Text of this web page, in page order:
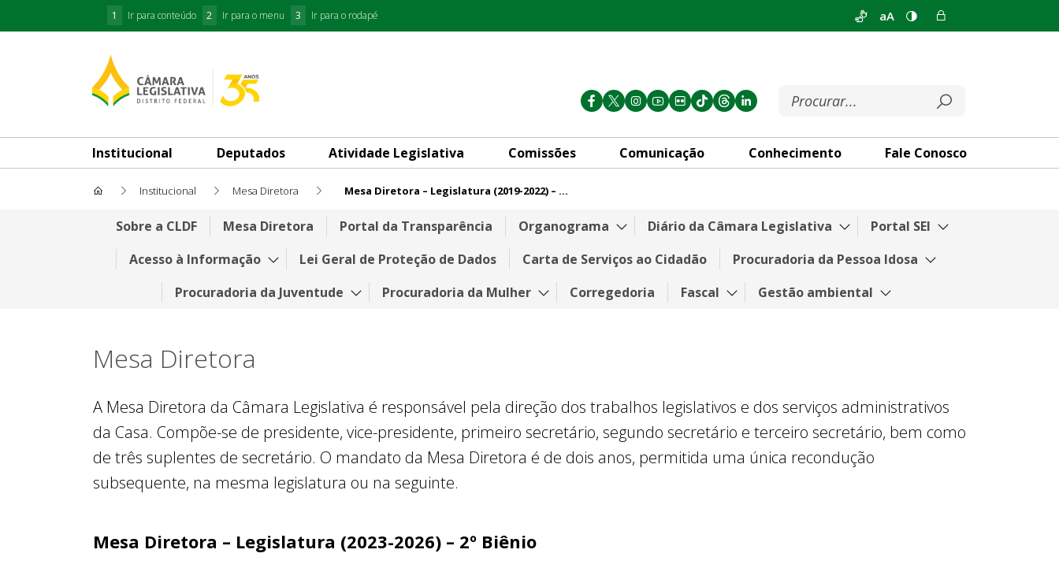
1 Ir para conteúdo 2 Ir para o menu 3 Ir para o rodapé aA
Institucional Deputados Atividade Legislativa Comissões Comunicação Conhecimento Fale Conosco
Institucional Mesa Diretora Mesa Diretora – Legislatura (2019-2022) – 2º Biênio
Mesa Diretora – Legislatura (2019-2022) – 2º Biênio
Sobre a CLDF Mesa Diretora Portal da Transparência Organograma Diário da Câmara Legislativa
Portal SEI
Acesso à Informação
Lei Geral de Proteção de Dados Carta de Serviços ao Cidadão
Procuradoria da Pessoa Idosa
Procuradoria da Juventude
Procuradoria da Mulher Corregedoria Fascal Gestão ambiental
Mesa Diretora
A Mesa Diretora da Câmara Legislativa é responsável pela direção dos trabalhos legislativos e dos serviços administrativos
da Casa. Compõe-se de presidente, vice-presidente, primeiro secretário, segundo secretário e terceiro secretário, bem como
de três suplentes de secretário. O mandato da Mesa Diretora é de dois anos, permitida uma única recondução
subsequente, na mesma legislatura ou na seguinte.
Mesa Diretora – Legislatura (2023-2026) – 2º Biênio